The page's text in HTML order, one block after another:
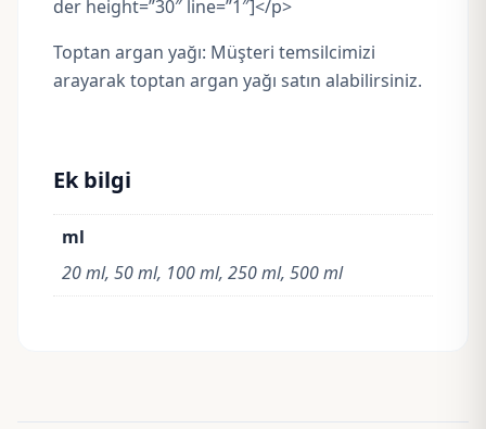
der height=”30″ line=”1″]</p>
Toptan argan yağı: Müşteri temsilcimizi
arayarak toptan argan yağı satın alabilirsiniz.
Ek bilgi
ml
20 ml, 50 ml, 100 ml, 250 ml, 500 ml